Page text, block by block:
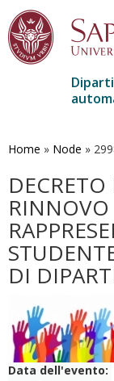
contenuto
Home » Node »
RINNOVO
DI
Data dell'evento: